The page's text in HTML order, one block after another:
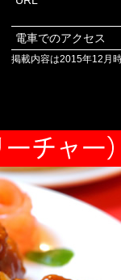
電車でのアクセス
掲載内容は2015年12月